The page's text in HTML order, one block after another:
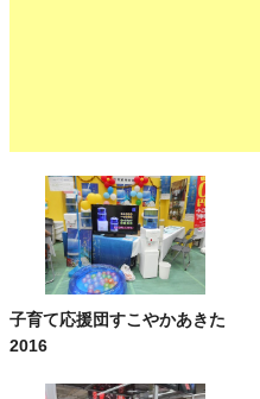
子育て応援団すこやかあきた
2016